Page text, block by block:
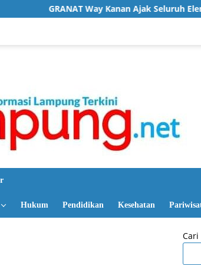
Way Kanan Ajak Seluruh Elemen Bersatu
Hukum Pendidikan Kesehatan
Cari